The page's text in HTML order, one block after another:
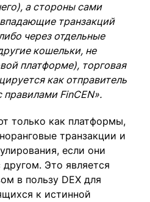
а стороны сами
транзакций
через отдельные
кошельки, не
платформе), торговая
как отправитель
правилами FinCEN».
только как платформы,
транзакции и
если они
Это является
в пользу DEX для
к истинной